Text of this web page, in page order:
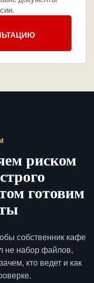
риском
готовим
собственник кафе
не набор файлов,
кто ведет и как